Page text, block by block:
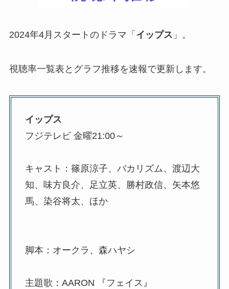
2024年4月スタートのドラマ「 イップス 」。
視聴率一覧表とグラフ推移を速報で更新します。
イップス
フジテレビ 金曜21:00～
キャスト：篠原涼子、バカリズム、渡辺大
知、味方良介、足立英、勝村政信、矢本悠
馬、染谷将太、ほか
脚本：オークラ、森ハヤシ
主題歌：AARON 『フェイス』